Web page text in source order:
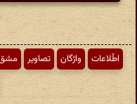
اطّلاعات واژگان تصاویر